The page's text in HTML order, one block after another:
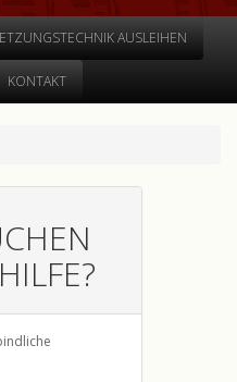
AUSLEIHEN
KONTAKT